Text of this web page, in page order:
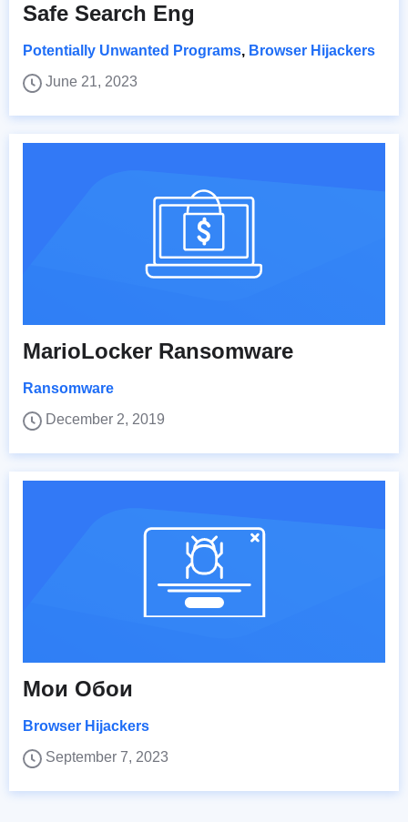
Safe Search Eng
Potentially Unwanted Programs, Browser Hijackers
June 21, 2023
MarioLocker Ransomware
Ransomware
December 2, 2019
Мои Обои
Browser Hijackers
September 7, 2023